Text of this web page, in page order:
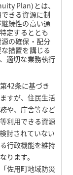
Plan)とは、
きる資源に制
続性の高い通
定するととも
の確保・配分
措置を講じる
適切な業務執行
42条に基づき
すが、住民生活
や、庁舎等など
利用できる資源
討されていない
行政機能を維持
ります。
佐用町地域防災